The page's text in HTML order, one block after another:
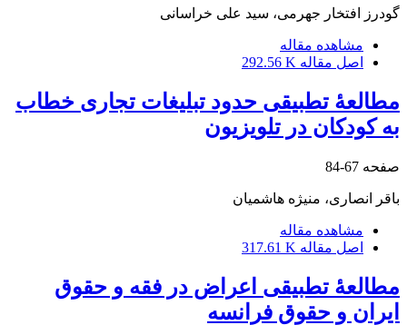
گودرز افتخار جهرمی، سید علی خراسانی
مشاهده مقاله
اصل مقاله 292.56 K
مطالعۀ تطبیقی حدود تبلیغات تجاری خطاب
به کودکان در تلویزیون
صفحه 67-84
باقر انصاری، منیژه هاشمیان
مشاهده مقاله
اصل مقاله 317.61 K
مطالعۀ تطبیقی اعراض در فقه و حقوق
ایران و حقوق فرانسه